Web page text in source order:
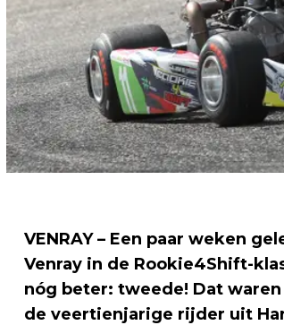
VENRAY – Een paar weken
Venray in de Rookie4Shift-
nóg beter: tweede! Dat
de veertienjarige rijder uit